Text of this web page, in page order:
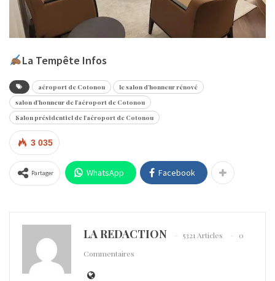
La Tempête Infos
aéroport de Cotonou
le salon d'honneur rénové
salon d'honneur de l'aéroport de Cotonou
Salon présidentiel de l'aéroport de Cotonou
3 035
Partager WhatsApp Facebook
LA REDACTION 5321 Articles
0
Commentaires